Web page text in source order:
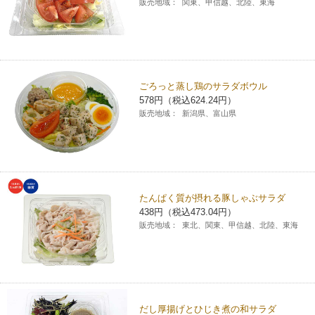
販売地域： 関東、甲信越、北陸、東海
ごろっと蒸し鶏のサラダボウル
578円（税込624.24円）
販売地域： 新潟県、富山県
たんぱく質が摂れる豚しゃぶサラダ
438円（税込473.04円）
販売地域： 東北、関東、甲信越、北陸、東海
だし厚揚げとひじき煮の和サラダ